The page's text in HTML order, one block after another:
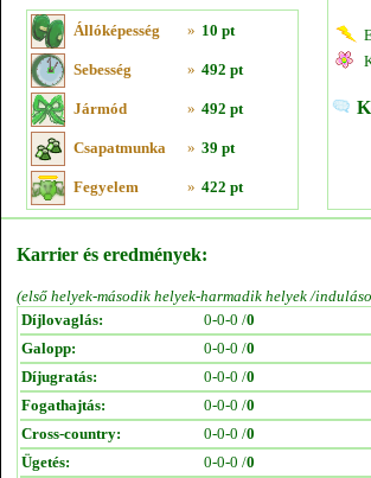
Állóképesség » 10 pt
Sebesség » 492 pt
Jármód » 492 pt
Csapatmunka » 39 pt
Fegyelem » 422 pt
Karrier és eredmények:
(első helyek-második helyek-harmadik helyek /
Díjlovaglás:
0-0-0 /0
Galopp:
0-0-0 /0
Díjugratás:
0-0-0 /0
Fogathajtás:
0-0-0 /0
Cross-country:
0-0-0 /0
Ügetés:
0-0-0 /0